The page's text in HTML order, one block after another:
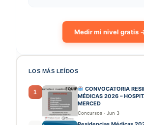
Medir mi nivel gratis
LOS MÁS LEÍDOS
1
CONVOCATORIA
MÉDICAS 2026 –
MERCED
Concursos · Jun 3